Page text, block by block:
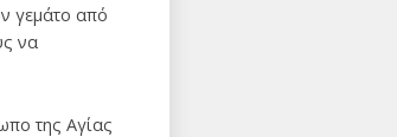
γεμάτο από
να
της Αγίας